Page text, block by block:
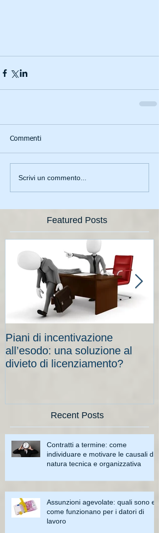
Commenti
Scrivi un commento...
Featured Posts
Piani di incentivazione
all’esodo: una soluzione al
divieto di licenziamento?
Recent Posts
Contratti a termine: come
individuare e motivare le causali di
natura tecnica e organizzativa
Assunzioni agevolate: quali sono e
come funzionano per i datori di
lavoro